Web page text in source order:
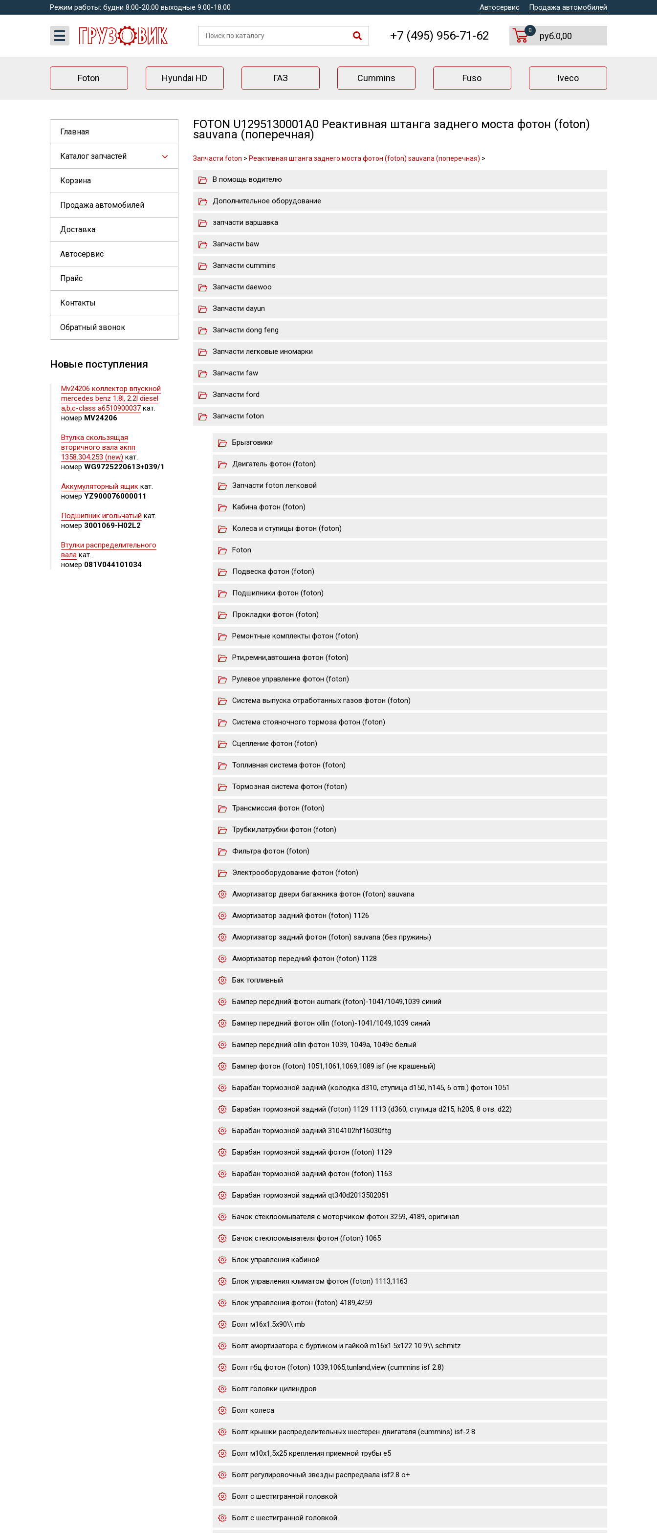
Режим работы: будни 8:00-20:00 выходные 9:00-18:00 Автосервис Продажа автомобилей
+7 (495) 956-71-62 0
руб.0,00
Foton Hyundai HD ГАЗ Cummins Fuso Iveco
Главная
Каталог запчастей
Корзина
Продажа автомобилей
Доставка
Автосервис
Прайс
Контакты
Обратный звонок
Новые поступления
Mv24206 коллектор впускной
mercedes benz 1.8l, 2.2l diesel
a,b,c-class a6510900037 кат.
номер MV24206
Втулка скользящая
вторичного вала акпп
1358.304.253 (new) кат.
номер WG9725220613+039/1
Аккумуляторный ящик кат.
номер YZ900076000011
Подшипник игольчатый кат.
номер 3001069-H02L2
Втулки распределительного
вала кат.
номер 081V044101034
FOTON U1295130001A0 Реактивная штанга заднего моста фотон (foton)
sauvana (поперечная)
Запчасти foton > Реактивная штанга заднего моста фотон (foton) sauvana (поперечная) >
В помощь водителю
Дополнительное оборудование
запчасти варшавка
Запчасти baw
Запчасти cummins
Запчасти daewoo
Запчасти dayun
Запчасти dong feng
Запчасти легковые иномарки
Запчасти faw
Запчасти ford
Запчасти foton
Брызговики
Двигатель фотон (foton)
Запчасти foton легковой
Кабина фотон (foton)
Колеса и ступицы фотон (foton)
Foton
Подвеска фотон (foton)
Подшипники фотон (foton)
Прокладки фотон (foton)
Ремонтные комплекты фотон (foton)
Рти,ремни,автошина фотон (foton)
Рулевое управление фотон (foton)
Система выпуска отработанных газов фотон (foton)
Система стояночного тормоза фотон (foton)
Сцепление фотон (foton)
Топливная система фотон (foton)
Тормозная система фотон (foton)
Трансмиссия фотон (foton)
Трубки,патрубки фотон (foton)
Фильтра фотон (foton)
Электрооборудование фотон (foton)
Амортизатор двери багажника фотон (foton) sauvana
Амортизатор задний фотон (foton) 1126
Амортизатор задний фотон (foton) sauvana (без пружины)
Амортизатор передний фотон (foton) 1128
Бак топливный
Бампер передний фотон aumark (foton)-1041/1049,1039 cиний
Бампер передний фотон ollin (foton)-1041/1049,1039 cиний
Бампер передний ollin фотон 1039, 1049a, 1049c белый
Бампер фотон (foton) 1051,1061,1069,1089 isf (не крашеный)
Барабан тормозной задний (колодка d310, ступица d150, h145, 6 отв.) фотон 1051
Барабан тормозной задний (foton) 1129 1113 (d360, ступица d215, h205, 8 отв. d22)
Барабан тормозной задний 3104102hf16030ftg
Барабан тормозной задний фотон (foton) 1129
Барабан тормозной задний фотон (foton) 1163
Барабан тормозной задний qt340d2013502051
Бачок стеклоомывателя с моторчиком фотон 3259, 4189, оригинал
Бачок стеклоомывателя фотон (foton) 1065
Блок управления кабиной
Блок управления климатом фотон (foton) 1113,1163
Блок управления фотон (foton) 4189,4259
Болт м16х1.5х90\\ mb
Болт амортизатора с буртиком и гайкой m16x1.5x122 10.9\\ sсhmitz
Болт гбц фотон (foton) 1039,1065,tunland,view (cummins isf 2.8)
Болт головки цилиндров
Болт колеса
Болт крышки распределительных шестерен двигателя (cummins) isf-2.8
Болт м10х1,5х25 крепления приемной трубы е5
Болт регулировочный звезды распредвала isf2.8 o+
Болт с шестигранной головкой
Болт с шестигранной головкой